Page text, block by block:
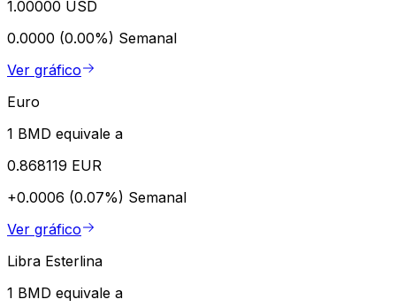
1.00000 USD
0.0000 (0.00%) Semanal
Ver gráfico
Euro
1 BMD equivale a
0.868119 EUR
+0.0006 (0.07%) Semanal
Ver gráfico
Libra Esterlina
1 BMD equivale a